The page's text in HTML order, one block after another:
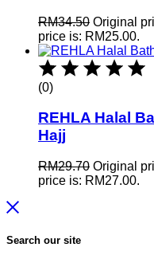
RM34.50 Original
price is: RM25.00.
(0)
REHLA Halal
Hajj
RM29.70 Original
price is: RM27.00.
Search our site